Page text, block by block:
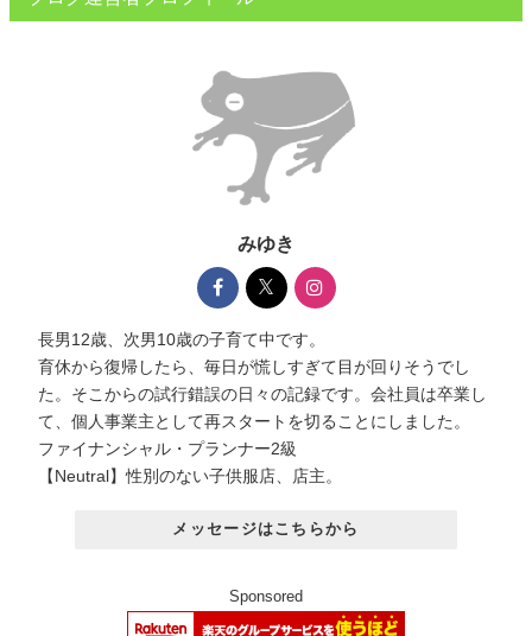
みゆき
長男12歳、次男10歳の子育て中です。
育休から復帰したら、毎日が慌しすぎて目が回りそうでし
た。そこからの試行錯誤の日々の記録です。会社員は卒業し
て、個人事業主として再スタートを切ることにしました。
ファイナンシャル・プランナー2級
【Neutral】性別のない子供服店、店主。
メッセージはこちらから
Sponsored